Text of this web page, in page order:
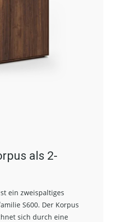
als 2-
ein zweispaltiges
S600. Der Korpus
sich durch eine